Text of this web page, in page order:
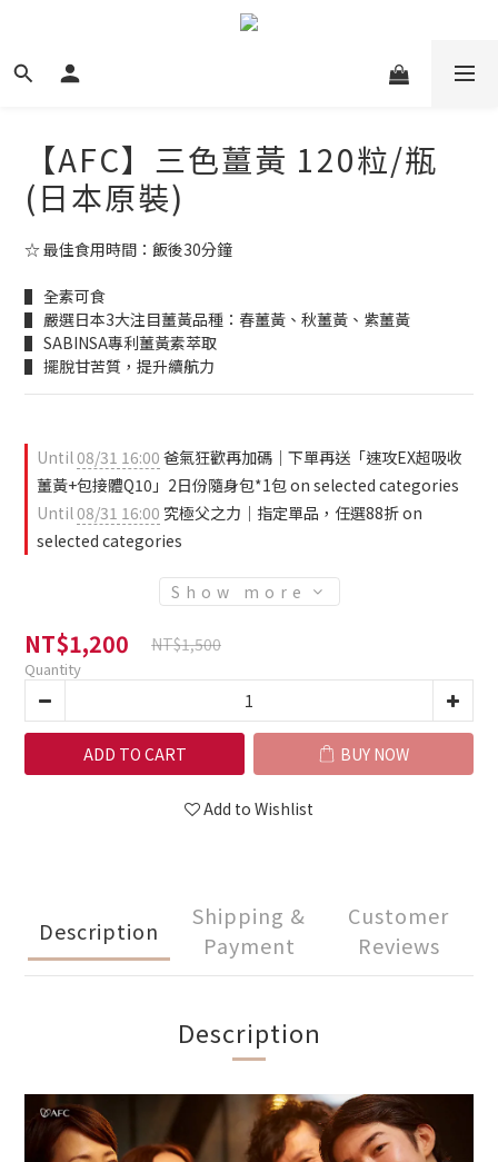
【AFC】三色薑黃 120粒/瓶
(日本原裝)
☆ 最佳食用時間：飯後30分鐘
▌ 全素可食
▌ 嚴選日本3大注目薑黃品種：春薑黃、秋薑黃、紫薑黃
▌ SABINSA專利薑黃素萃取
▌ 擺脫甘苦質，提升續航力
Until08/31 16:00 爸氣狂歡再加碼｜下單再送「速攻EX超吸收
薑黃+包接體Q10」2日份隨身包*1包 on selected categories
Until08/31 16:00 究極父之力｜指定單品，任選88折 on
selected categories
Show more
NT$1,200 NT$1,500
Quantity
ADD TO CART BUY NOW
Add to Wishlist
Description
Shipping &
Payment
Customer
Reviews
Description